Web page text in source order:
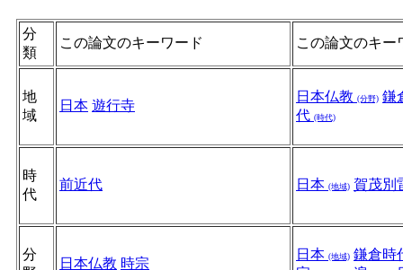
分
類
この論文のキーワード この論文のキー
地
域
日本 遊行寺
日本仏教 (分野) 鎌
代 (時代)
時
代
前近代 日本 (地域) 賀茂別
分
日本仏教 時宗
日本 (地域) 鎌倉時